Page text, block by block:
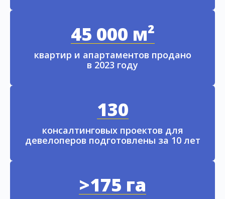
45 000 м²
квартир и апартаментов продано
в 2023 году
130
консалтинговых проектов для
девелоперов подготовлены за 10 лет
>175 га